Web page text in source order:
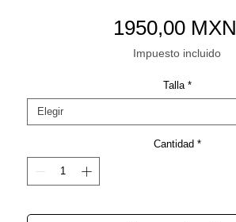
1950,00 MXN
Impuesto incluido
Talla *
Cantidad *